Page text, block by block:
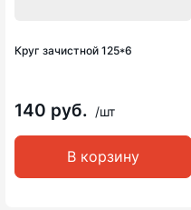
Круг зачистной 125*6
140 руб. /шт
В корзину